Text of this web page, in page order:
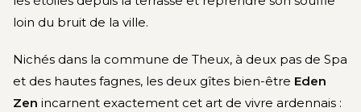
loin du bruit de la ville.
Nichés dans la commune de Theux, à deux pas de Spa
et des hautes fagnes, les deux gîtes bien-être Eden
Zen incarnent exactement cet art de vivre ardennais :